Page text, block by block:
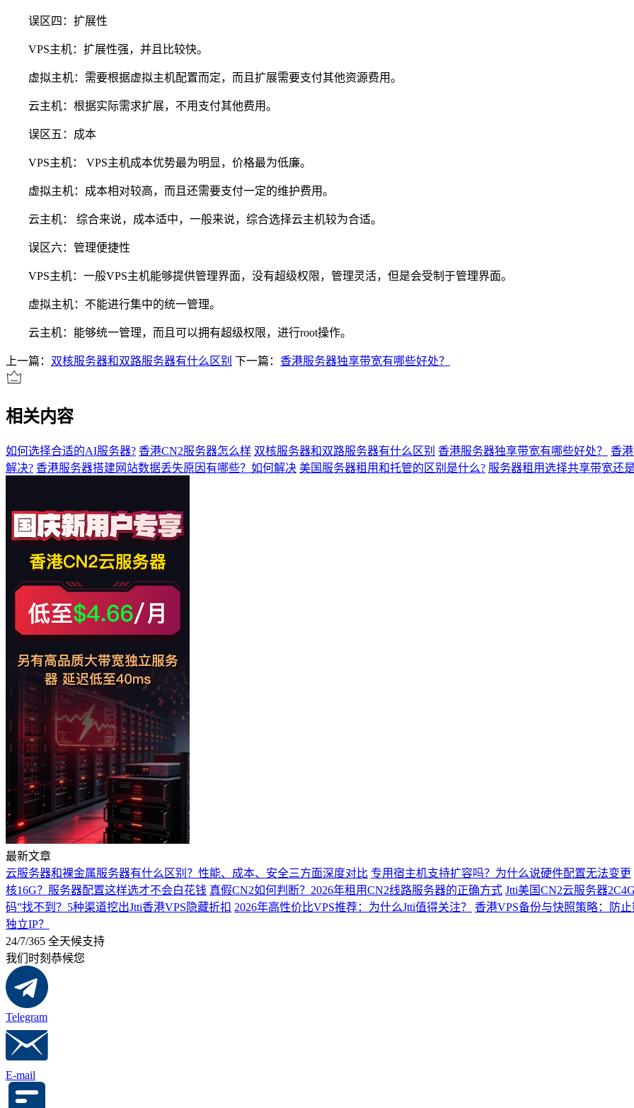
误区四：扩展性
VPS主机：扩展性强，并且比较快。
虚拟主机：需要根据虚拟主机配置而定，而且扩展需要支付其他资源费用。
云主机：根据实际需求扩展，不用支付其他费用。
误区五：成本
VPS主机： VPS主机成本优势最为明显，价格最为低廉。
虚拟主机：成本相对较高，而且还需要支付一定的维护费用。
云主机： 综合来说，成本适中，一般来说，综合选择云主机较为合适。
误区六：管理便捷性
VPS主机：一般VPS主机能够提供管理界面，没有超级权限，管理灵活，但是会受制于管理界面。
虚拟主机：不能进行集中的统一管理。
云主机：能够统一管理，而且可以拥有超级权限，进行root操作。
上一篇： 双核服务器和双路服务器有什么区别 下一篇： 香港服务器独享带宽有哪些好处？
相关内容
如何选择合适的AI服务器? 香港CN2服务器怎么样 双核服务器和双路服务器有什么区别 香港服务器独享带宽有哪些好处？ 香
解决? 香港服务器搭建网站数据丢失原因有哪些？如何解决 美国服务器租用和托管的区别是什么? 服务器租用选择共享带宽还
最新文章
云服务器和裸金属服务器有什么区别？性能、成本、安全三方面深度对比 专用宿主机支持扩容吗？为什么说硬件配置无法变更
核16G？服务器配置这样选才不会白花钱 真假CN2如何判断？2026年租用CN2线路服务器的正确方式 Jtti美国CN2云服务器
码”找不到？5种渠道挖出Jtti香港VPS隐藏折扣 2026年高性价比VPS推荐：为什么Jtti值得关注？ 香港VPS备份与快照策略：防
独立IP？
24/7/365 全天候支持
我们时刻恭候您
Telegram
E-mail